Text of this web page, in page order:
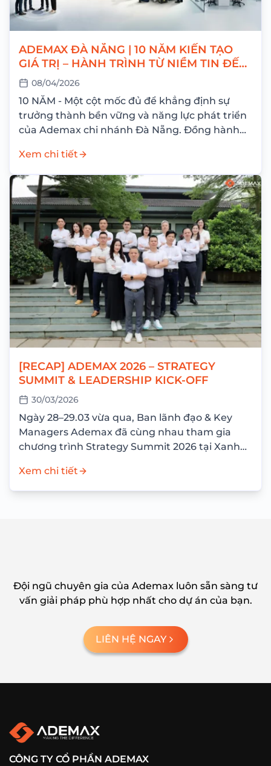
ADEMAX ĐÀ NẴNG | 10 NĂM KIẾN TẠO
GIÁ TRỊ – HÀNH TRÌNH TỪ NIỀM TIN ĐẾN
THÀNH CÔNG
08/04/2026
10 NĂM - Một cột mốc đủ để khẳng định sự
trưởng thành bền vững và năng lực phát triển
của Ademax chi nhánh Đà Nẵng. Đồng hành
Xem chi tiết
[RECAP] ADEMAX 2026 – STRATEGY
SUMMIT & LEADERSHIP KICK-OFF
30/03/2026
Ngày 28–29.03 vừa qua, Ban lãnh đạo & Key
Managers Ademax đã cùng nhau tham gia
chương trình Strategy Summit 2026 tại Xanh
Xem chi tiết
Đội ngũ chuyên gia của Ademax luôn sẵn sàng tư
vấn giải pháp phù hợp nhất cho dự án của bạn.
LIÊN HỆ NGAY
CÔNG TY CỔ PHẦN ADEMAX